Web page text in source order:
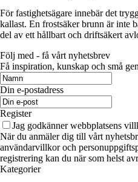
För fastighetsägare innebär det
kallast. En frostsäker brunn är inte
del av ett hållbart och driftsäkert
Följ med - få vårt nyhetsbrev
Få inspiration, kunskap och små
Din e-postadress
Register
Jag godkänner webbplatsens
När du anmäler dig till vårt
användarvillkor och
registrering kan du när som helst
Kategorier